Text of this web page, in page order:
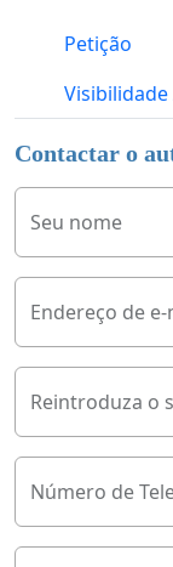
Petição
Contactar o
Seu nome
Endereço de e-
Reintroduza o
Número de